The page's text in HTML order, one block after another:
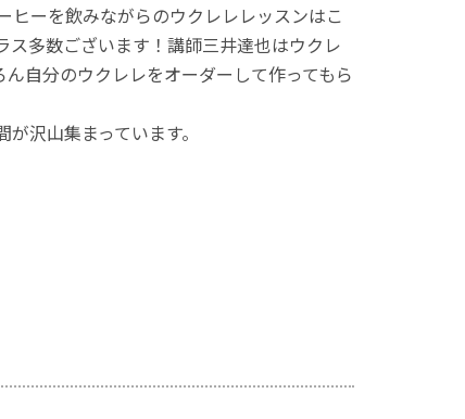
ーを飲みながらのウクレレレッスンはこ
多数ございます！講師三井達也はウクレ
自分のウクレレをオーダーして作ってもら
沢山集まっています。